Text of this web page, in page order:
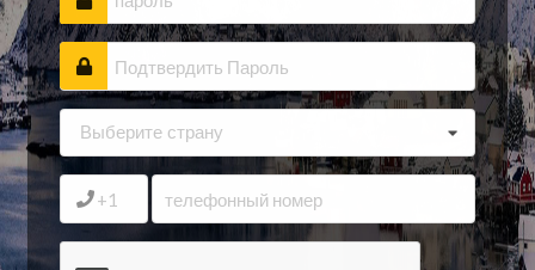
Выберите страну